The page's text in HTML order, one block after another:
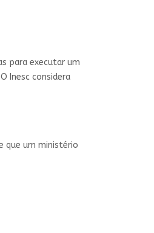
para executar um
O Inesc considera
que um ministério